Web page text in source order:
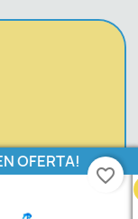
¡EN OFERTA!
favorite_border